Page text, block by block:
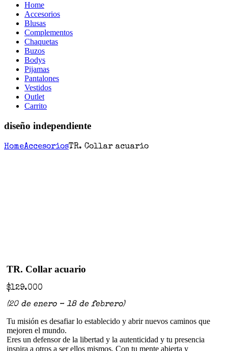
Home
Accesorios
Blusas
Complementos
Chaquetas
Buzos
Bodys
Pijamas
Pantalones
Vestidos
Outlet
Carrito
diseño independiente
HomeAccesoriosTR. Collar acuario
TR. Collar acuario
$129.000
(20 de enero – 18 de febrero)
Tu misión es desafiar lo establecido y abrir nuevos caminos que
mejoren el mundo.
Eres un defensor de la libertad y la autenticidad y tu presencia
inspira a otros a ser ellos mismos. Con tu mente abierta y